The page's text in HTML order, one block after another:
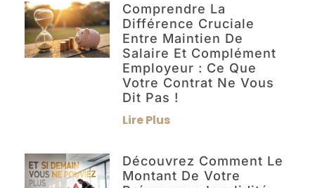
Comprendre La
Différence Cruciale
Entre Maintien De
Salaire Et Complément
Employeur : Ce Que
Votre Contrat Ne Vous
Dit Pas !
Lire Plus
Découvrez Comment Le
Montant De Votre